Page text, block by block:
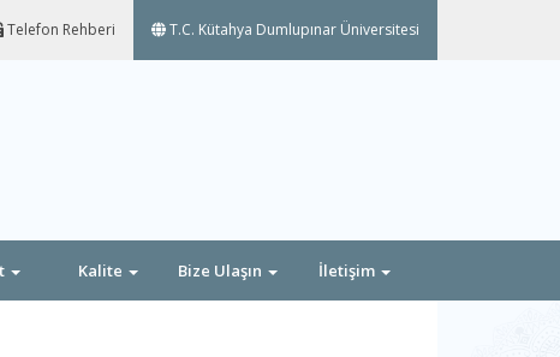
Telefon Rehberi T.C. Kütahya Dumlupınar Üniversitesi
Kalite Bize Ulaşın İletişim